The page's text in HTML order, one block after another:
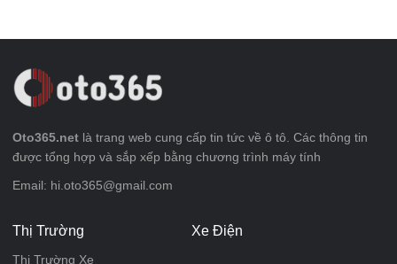
Oto365.net là trang web cung cấp tin tức về ô tô. Các thông tin
được tổng hợp và sắp xếp bằng chương trình máy tính
Email: hi.oto365@gmail.com
Thị Trường
Thị Trường Xe
Xe Điện